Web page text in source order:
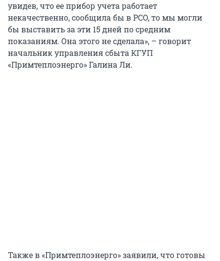
увидев, что ее прибор учета работает
некачественно, сообщила бы в РСО, то мы могли
бы выставить за эти 15 дней по средним
показаниям. Она этого не сделала», – говорит
начальник управления сбыта КГУП
«Примтеплоэнерго» Галина Ли.
Также в «Примтеплоэнерго» заявили, что готовы